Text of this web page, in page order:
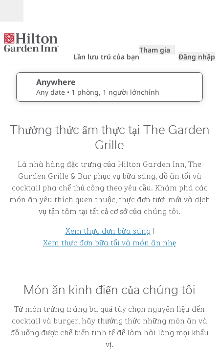
Lần lưu trú của bạn
Tham gia
Đăng nhập
Anywhere
Any date • 1 phòng, 1 người lớnchỉnh
sửa chi tiết tìm kiếm , Bất kỳ ngày nào, 1 phòng, 1
Thưởng thức ẩm thực tại The Garden
Grille
Là nhà hàng đặc trưng của Hilton Garden Inn, The
Garden Grille & Bar phục vụ bữa sáng, đồ ăn tối và
cocktail pha chế thủ công theo yêu cầu. Khám phá các
món ăn yêu thích quen thuộc, thực đơn tươi mới và dịch
vụ tận tâm tại tất cả cơ sở của chúng tôi.
Xem thực đơn bữa sáng |
Xem thực đơn bữa tối và món ăn nhẹ
Món ăn kinh điển của chúng tôi
Từ món trứng tráng ba quả tùy chọn nguyên liệu đến
cocktail và burger, hãy thưởng thức những món ăn và
đồ uống được chế biến tinh tế để làm hài lòng mọi khẩu
vị.